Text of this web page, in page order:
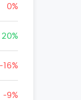
0%
20%
-16%
-9%